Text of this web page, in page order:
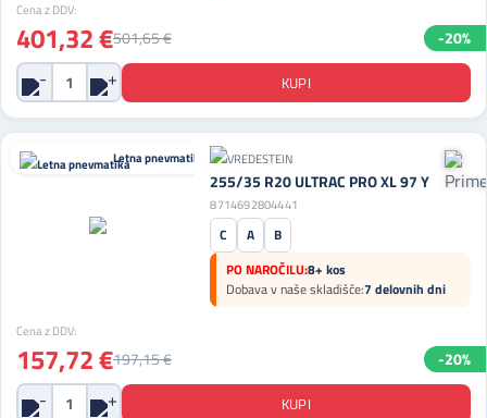
Cena z DDV:
401,32 €501,65 € -20%
Letna pnevmatika
255/35 R20 ULTRAC PRO XL 97 Y
8714692804441
C A
B
PO NAROČILU:8+ kos
Dobava v naše skladišče:7 delovnih dni
Cena z DDV:
157,72 €197,15 € -20%